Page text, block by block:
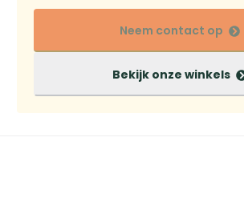
Neem contact op
Bekijk onze winkels